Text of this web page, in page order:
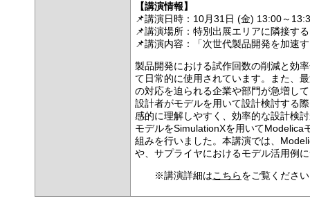
【講演情報】
📌講演日時 ：10月31日 (金) 13:00～
📌講演場所：特別出展エリアに隣接す
📌講演内容：「次世代製品開発を加速
製品開発における試作回数の削減と効
て日常的に使用されています。また、
の対応を迫られる企業や部門が急増し
設計者がモデルを用いて設計検討する
感的に理解しやすく、効率的な設計検
モデルをSimulationXを用いてModelica
組みを行いました。本講演では、
や、サプライヤにおけるモデル活用例
※講演詳細はこちらをご覧くださ